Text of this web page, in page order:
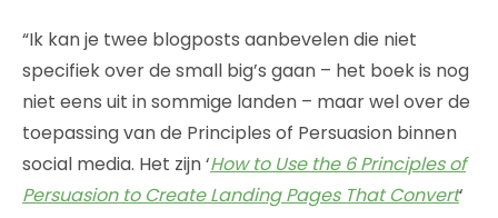
“Ik kan je twee blogposts aanbevelen die niet
specifiek over de small big’s gaan – het boek is nog
niet eens uit in sommige landen – maar wel over de
toepassing van de Principles of Persuasion binnen
social media. Het zijn ‘How to Use the 6 Principles of
Persuasion to Create Landing Pages That Convert‘